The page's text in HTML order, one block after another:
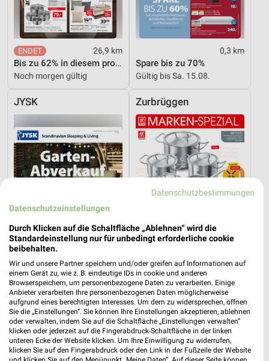
26,9 km
Bis zu 62% in diesem prospekt
Noch morgen gültig
0,3 km
Spare bis zu 70%
Gültig bis Sa. 15.08.
JYSK
0,3 km
Gartenabverkauf
Gültig bis Sa. 15.08.
Zurbrüggen
10 km
Marken-Spezial
Gültig bis Mo. 31.08.
Zurbrüggen Zurbrüggen
Datenschutzbestimmungen
Datenschutzeinstellungen
Durch Klicken auf die Schaltfläche „Ablehnen“ wird die
Standardeinstellung nur für unbedingt erforderliche cookie
beibehalten.
Wir und unsere Partner speichern und/oder greifen auf Informationen auf
einem Gerät zu, wie z. B. eindeutige IDs in cookie und anderen
Browserspeichern, um personenbezogene Daten zu verarbeiten. Einige
Anbieter verarbeiten Ihre personenbezogenen Daten möglicherweise
aufgrund eines berechtigten Interesses. Um dem zu widersprechen, öffnen
Sie die „Einstellungen“. Sie können Ihre Einstellungen akzeptieren, ablehnen
oder verwalten, indem Sie auf die Schaltfläche „Einstellungen verwalten“
klicken oder jederzeit auf die Fingerabdruck-Schaltfläche in der linken
unteren Ecke der Website klicken. Um Ihre Einwilligung zu widerrufen,
klicken Sie auf den Fingerabdruck oder den Link in der Fußzeile der Website